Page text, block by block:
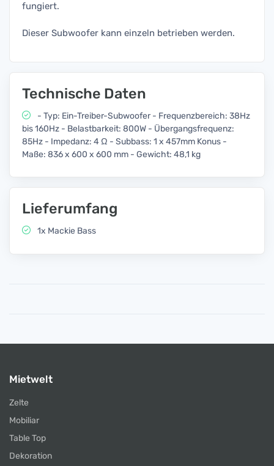
fungiert.
Dieser Subwoofer kann einzeln betrieben werden.
Technische Daten
- Typ: Ein-Treiber-Subwoofer - Frequenzbereich: 38Hz
bis 160Hz - Belastbarkeit: 800W - Übergangsfrequenz:
85Hz - Impedanz: 4 Ω - Subbass: 1 x 457mm Konus -
Maße: 836 x 600 x 600 mm - Gewicht: 48,1 kg
Lieferumfang
1x Mackie Bass
Mietwelt
Zelte
Mobiliar
Table Top
Dekoration